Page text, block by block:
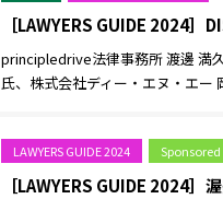
［LAWYERS GUIDE 2024
principledrive法律事務所 渡邊 満
氏、株式会社ディー・エヌ・エー
LAWYERS GUIDE 2024 Sponsored
［LAWYERS GUIDE 2024